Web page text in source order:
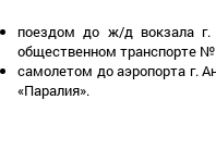
Оборудование – телефон,
Покрытие пола – ковровое
Санузел – душевая кабина
Сервис:
поездом до ж/д вокзала г.
общественном транспорте №
самолетом до аэропорта г.
«Паралия».